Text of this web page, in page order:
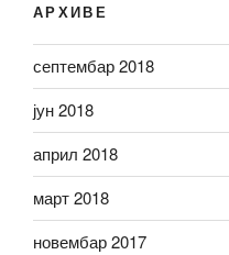
АРХИВЕ
септембар 2018
јун 2018
април 2018
март 2018
новембар 2017